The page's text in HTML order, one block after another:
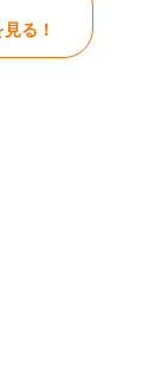
る！